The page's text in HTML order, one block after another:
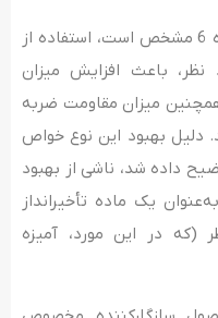
همان­‌طور که در نمودار شکل شماره 6 مشخص است، استفاده از
نظر، باعث افزایش میزان
میزان مقاومت ضربه
دلیل بهبود این نوع خواص
داده شد، ناشی از بهبود
یک ماده تأخیرانداز
(که در این مورد، آمیزه